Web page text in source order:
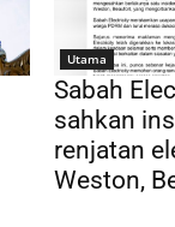
Utama
Sabah
sahkan
renjatan
Weston,